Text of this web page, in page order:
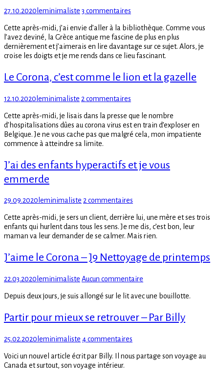
territoire
des
sangliers
Posted
27.10.2020 Author
leminimaliste 3 commentaires
les
personnes
sans
sens
l’humour
Cette après-midi, j’ai envie d’aller à la bibliothèque. Comme vous
l’avez deviné, la Grèce antique me fascine de plus en plus
dernièrement et j’aimerais en lire davantage sur ce sujet. Alors, je
croise les doigts et je me rends dans ce lieu fascinant.
Le Corona, c’est comme le lion et la gazelle
Posted
12.10.2020 Author
leminimaliste 2 commentaires
Corona,
c’est
comme
et
la
Cette après-midi, je lisais dans la presse que le nombre
d’hospitalisations dûes au corona virus est en train d’exploser en
Belgique. Je ne vous cache pas que malgré cela, mon impatiente
commence à atteindre sa limite.
J’ai des enfants hyperactifs et je vous
emmerde
Posted
29.09.2020 Author
leminimaliste 2 commentaires
des
enfants
hyperactifs
je
vous
emmerde
Cette après-midi, je sers un client, derrière lui, une mère et ses trois
enfants qui hurlent dans tous les sens. Je me dis, c’est bon, leur
maman va leur demander de se calmer. Mais rien.
J’aime le Corona – J9 Nettoyage de printemps
Posted
22.03.2020 Author
leminimaliste Aucun commentaire
le
–
J9
printemps
Depuis deux jours, je suis allongé sur le lit avec une bouillotte.
Partir pour mieux se retrouver – Par Billy
Posted
25.02.2020 Author
leminimaliste 4 commentaires
pour
Voici un nouvel article écrit par Billy. Il nous partage son voyage au
Canada et surtout, son voyage intérieur.